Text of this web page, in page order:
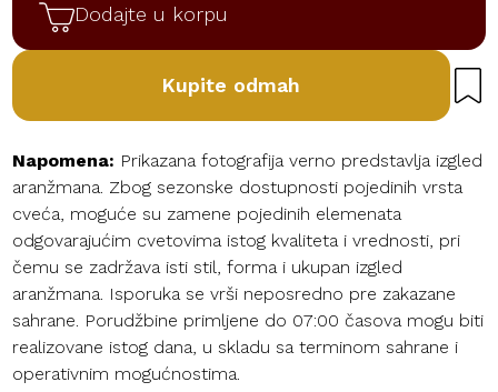
Dodajte u korpu
Kupite odmah
Napomena: Prikazana fotografija verno predstavlja izgled
aranžmana. Zbog sezonske dostupnosti pojedinih vrsta
cveća, moguće su zamene pojedinih elemenata
odgovarajućim cvetovima istog kvaliteta i vrednosti, pri
čemu se zadržava isti stil, forma i ukupan izgled
aranžmana. Isporuka se vrši neposredno pre zakazane
sahrane. Porudžbine primljene do 07:00 časova mogu biti
realizovane istog dana, u skladu sa terminom sahrane i
operativnim mogućnostima.